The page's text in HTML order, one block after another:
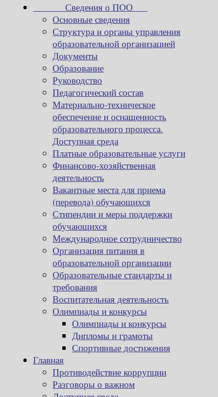
Сведения о ПОО
Основные сведения
Структура и органы управления
образовательной организацией
Документы
Образование
Руководство
Педагогический состав
Материально-техническое
обеспечение и оснащенность
образовательного процесса.
Доступная среда
Платные образовательные услуги
Финансово-хозяйственная
деятельность
Вакантные места для приема
(перевода) обучающихся
Стипендии и меры поддержки
обучающихся
Международное сотрудничество
Организация питания в
образовательной организации
Образовательные стандарты и
требования
Воспитательная деятельность
Олимпиады и конкурсы
Олимпиады и конкурсы
Дипломы и грамоты
Спортивные достижения
Главная
Противодействие коррупции
Разговоры о важном